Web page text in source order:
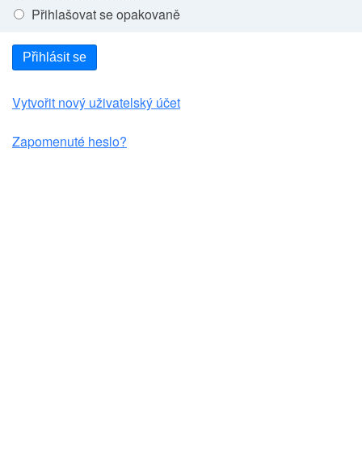
Přihlašovat se opakovaně
Přihlásit se
Vytvořit nový uživatelský účet
Zapomenuté heslo?